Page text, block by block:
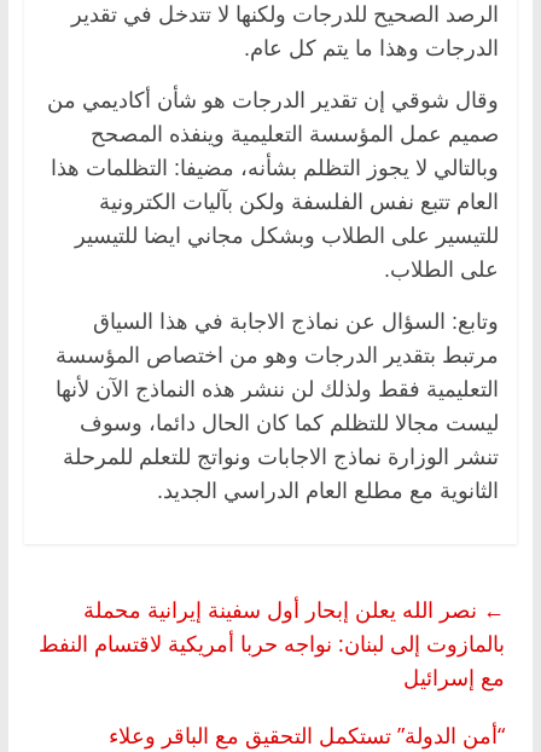
الرصد الصحيح للدرجات ولكنها لا تتدخل في تقدير
الدرجات وهذا ما يتم كل عام.
وقال شوقي إن تقدير الدرجات هو شأن أكاديمي من
صميم عمل المؤسسة التعليمية وينفذه المصحح
وبالتالي لا يجوز التظلم بشأنه، مضيفا: التظلمات هذا
العام تتبع نفس الفلسفة ولكن بآليات الكترونية
للتيسير على الطلاب وبشكل مجاني ايضا للتيسير
على الطلاب.
وتابع: السؤال عن نماذج الاجابة في هذا السياق
مرتبط بتقدير الدرجات وهو من اختصاص المؤسسة
التعليمية فقط ولذلك لن ننشر هذه النماذج الآن لأنها
ليست مجالا للتظلم كما كان الحال دائما، وسوف
تنشر الوزارة نماذج الاجابات ونواتج للتعلم للمرحلة
الثانوية مع مطلع العام الدراسي الجديد.
← نصر الله يعلن إبحار أول سفينة إيرانية محملة
بالمازوت إلى لبنان: نواجه حربا أمريكية لاقتسام النفط
مع إسرائيل
“أمن الدولة” تستكمل التحقيق مع الباقر وعلاء